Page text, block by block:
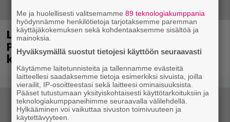
Laittomasta graffitista kiinni jäänyt
Paavo Arhinmäki jälleen spraypullo
kädessä – näitä puolueita ei kiinnosta
Me ja huolellisesti valitsemamme89 teknologiakumppania
hyödynnämme henkilötietoja tarjotaksemme paremman
käyttäjäkokemuksen sekä kohdentaaksemme sisältöä ja
mainoksia.
Hyväksymällä suostut tietojesi käyttöön seuraavasti
Käytämme laitetunnisteita ja tallennamme evästeitä
laitteellesi saadaksemme tietoja esimerkiksi sivuista, joilla
vierailit, IP-osoitteestasi sekä laitteesi ominaisuuksista.
Pääset tutustumaan yksityiskohtaisesti käyttötarkoituksiin ja
teknologiakumppaneihimme seuraavalla välilehdellä.
Hylkääminen voi vaikuttaa sivuston toimivuuteen ja
käytettävyyteen.